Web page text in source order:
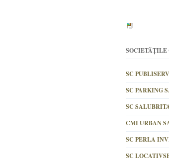
SC
SC PARKING
SC
CMI URBAN
SC PERLA
SC